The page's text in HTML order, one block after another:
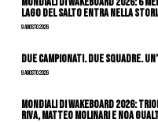
Lago del Salto entra nella
9 Agosto 2026
Due Campionati. Due Squadre.
9 Agosto 2026
Mondiali di Wakeboard 2026:
Riva, Matteo Molinari e Noa